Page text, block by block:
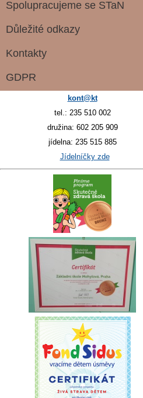
Spolupracujeme se STaN
Důležité odkazy
Kontakty
GDPR
kont@kt
tel.: 235 510 002
družina: 602 205 909
jídelna: 235 515 885
Jídelníčky zde